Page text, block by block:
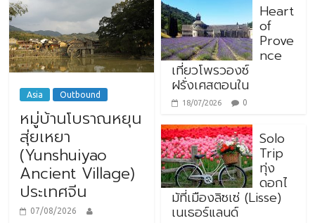
Asia Outbound
หมู่บ้านโบราณหยุน
สุ่ยเหยา
(Yunshuiyao
Ancient Village)
ประเทศจีน
07/08/2026
Heart
of
Prove
nce
เที่ยวโพรวองซ์
ฝรั่งเศสตอนใน
18/07/2026 0
Solo
Trip
ทุ่ง
ดอกไ
ม้ที่เมืองลิซเซ่ (Lisse)
เนเธอร์แลนด์